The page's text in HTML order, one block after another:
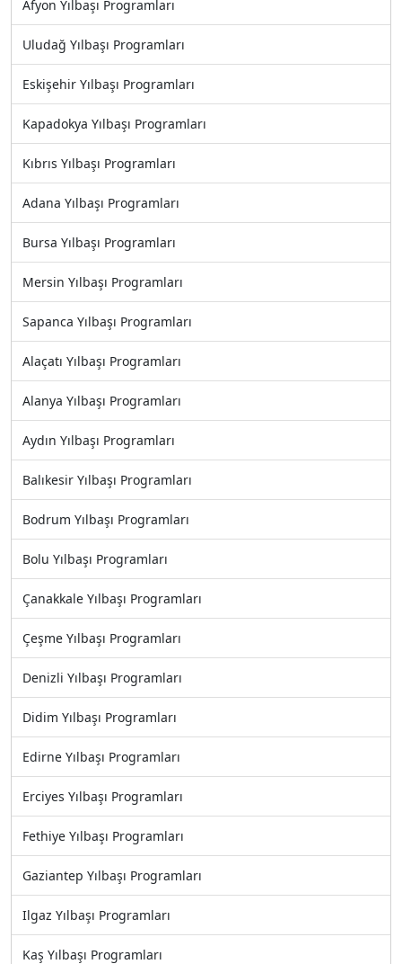
Afyon Yılbaşı Programları
Uludağ Yılbaşı Programları
Eskişehir Yılbaşı Programları
Kapadokya Yılbaşı Programları
Kıbrıs Yılbaşı Programları
Adana Yılbaşı Programları
Bursa Yılbaşı Programları
Mersin Yılbaşı Programları
Sapanca Yılbaşı Programları
Alaçatı Yılbaşı Programları
Alanya Yılbaşı Programları
Aydın Yılbaşı Programları
Balıkesir Yılbaşı Programları
Bodrum Yılbaşı Programları
Bolu Yılbaşı Programları
Çanakkale Yılbaşı Programları
Çeşme Yılbaşı Programları
Denizli Yılbaşı Programları
Didim Yılbaşı Programları
Edirne Yılbaşı Programları
Erciyes Yılbaşı Programları
Fethiye Yılbaşı Programları
Gaziantep Yılbaşı Programları
Ilgaz Yılbaşı Programları
Kaş Yılbaşı Programları